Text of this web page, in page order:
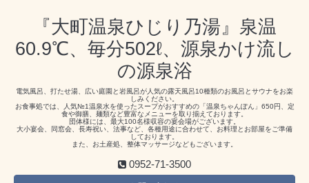
『大町温泉ひじり乃湯』泉温
60.9℃、毎分502ℓ、源泉かけ流し
の源泉浴
電気風呂、打たせ湯、広い庭園と岩風呂が人気の露天風呂10種類のお風呂とサウナをお楽
しみください。
お食事処では、人気№1温泉水を使ったスープがおすすめの「温泉ちゃんぽん」650円、定
食や御膳、麺類など豊富なメニューを取り揃えております。
団体様には、最大100名様収容の宴会場がございます。
大小宴会、同窓会、長寿祝い、法事など、各種用途に合わせて、お料理とお部屋をご準備
しております。
また、お土産処、整体マッサージなどもございます。
0952-71-3500